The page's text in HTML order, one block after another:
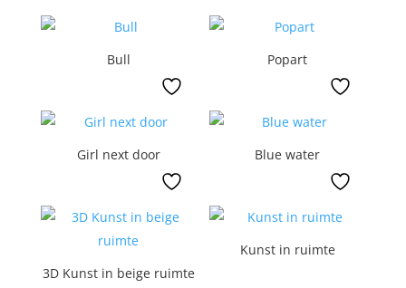
Bull Popart
Girl next door Blue water
3D Kunst in beige ruimte
Kunst in ruimte